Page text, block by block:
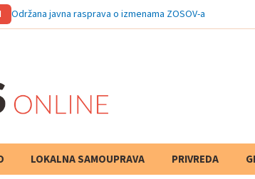
Održana javna rasprava o izmenama ZOSOV-a
LOKALNA SAMOUPRAVA PRIVREDA
PRETRAGA